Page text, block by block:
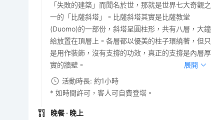
「失敗的建築」而聞名於世，那就是世界七大奇觀之
一的「比薩斜塔」。比薩斜塔其實是比薩教堂
(Duomo)的一部份，斜塔呈圓柱形，共有八層，大鐘
給放置在頂層上。各層都以優美的柱子環繞著，但只
是用作裝飾，沒有支撐的功效，真正的支撐是內層厚
實的牆壁。
展開
活動時長: 約1小時
* 如時間許可，客人可自費登塔。
晚餐 · 晚上